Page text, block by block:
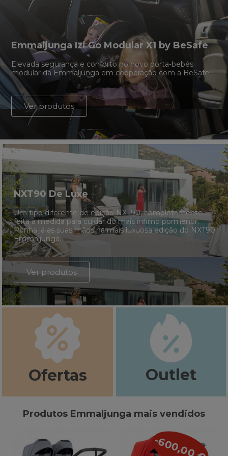
Emmaljunga Izi Go Modular X1 by BeSafe
Elevada segurança e conforto no novo porta-bebés
modular da Emmaljunga em cooperação com a BeSafe.
Ver produtos
NXT90 De Luxe
Um tipo diferente de edição NXT90, completamente
feita à medida para cuidar do mais ínfimo pormenor.
Ponha já as suas mãos na mais luxuosa edição do NXT90
Emmaljunga.
Ver produtos
Ofertas Outlet
Produtos Emmaljunga mais vendidos
-600,00 €